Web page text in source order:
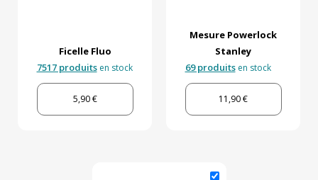
Ficelle Fluo
7517 produitsen stock
5,90 €
Mesure Powerlock
Stanley
69 produitsen stock
11,90 €